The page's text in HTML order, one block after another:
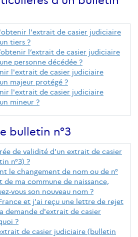
l'extrait de casier judiciaire
tiers ?
l’extrait de casier judiciaire
personne décédée ?
l'extrait de casier judiciaire
majeur protégé ?
l'extrait de casier judiciaire
mineur ?
bulletin n°3
de validité d'un extrait de casier
n°3) ?
le changement de nom ou de n°
ma commune de naissance,
vous son nouveau nom ?
France et j'ai reçu une lettre de rejet
demande d'extrait de casier
?
de casier judiciaire (bulletin